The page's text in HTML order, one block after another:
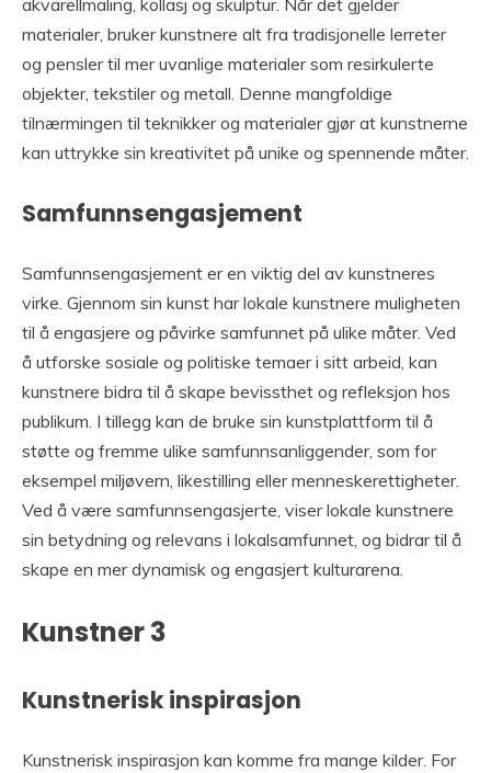
akvarellmaling, kollasj og skulptur. Når det gjelder
materialer, bruker kunstnere alt fra tradisjonelle lerreter
og pensler til mer uvanlige materialer som resirkulerte
objekter, tekstiler og metall. Denne mangfoldige
tilnærmingen til teknikker og materialer gjør at kunstnerne
kan uttrykke sin kreativitet på unike og spennende måter.
Samfunnsengasjement
Samfunnsengasjement er en viktig del av kunstneres
virke. Gjennom sin kunst har lokale kunstnere muligheten
til å engasjere og påvirke samfunnet på ulike måter. Ved
å utforske sosiale og politiske temaer i sitt arbeid, kan
kunstnere bidra til å skape bevissthet og refleksjon hos
publikum. I tillegg kan de bruke sin kunstplattform til å
støtte og fremme ulike samfunnsanliggender, som for
eksempel miljøvern, likestilling eller menneskerettigheter.
Ved å være samfunnsengasjerte, viser lokale kunstnere
sin betydning og relevans i lokalsamfunnet, og bidrar til å
skape en mer dynamisk og engasjert kulturarena.
Kunstner 3
Kunstnerisk inspirasjon
Kunstnerisk inspirasjon kan komme fra mange kilder. For